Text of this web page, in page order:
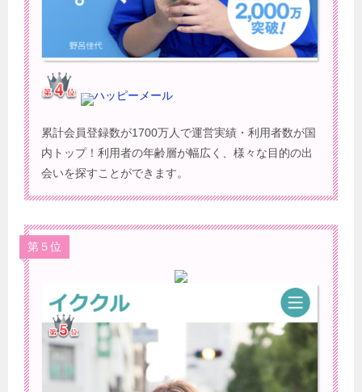
ハッピーメール
累計会員登録数が1700万人で運営実績・利用者数が国
内トップ！利用者の年齢層が幅広く、様々な目的の出
会いを探すことができます。
第５位